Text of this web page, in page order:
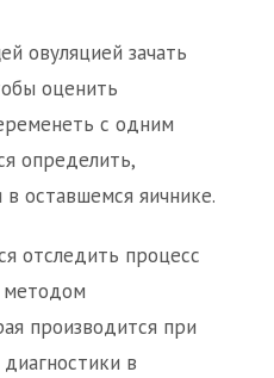
овуляцией зачать
оценить
с одним
определить,
оставшемся яичнике.
отследить процесс
методом
производится при
в